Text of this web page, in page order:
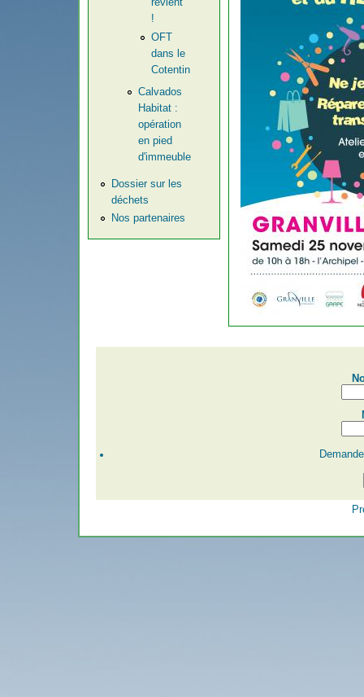
revient
!
OFT
dans le
Cotentin
Calvados
Habitat :
opération
en pied
d'immeuble
Dossier sur les
déchets
Nos partenaires